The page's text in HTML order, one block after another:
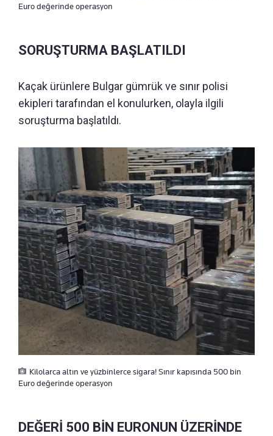
Euro değerinde operasyon
SORUŞTURMA BAŞLATILDI
Kaçak ürünlere Bulgar gümrük ve sınır polisi
ekipleri tarafından el konulurken, olayla ilgili
soruşturma başlatıldı.
Kilolarca altın ve yüzbinlerce sigara! Sınır kapısında 500 bin
Euro değerinde operasyon
DEĞERİ 500 BİN EURONUN ÜZERİNDE